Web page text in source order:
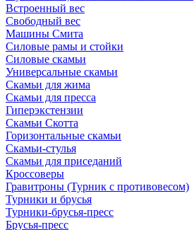
Встроенный вес
Свободный вес
Машины Смита
Силовые рамы и стойки
Силовые скамьи
Универсальные скамьи
Скамьи для жима
Скамьи для пресса
Гиперэкстензии
Скамьи Скотта
Горизонтальные скамьи
Скамьи-стулья
Скамьи для приседаний
Кроссоверы
Гравитроны (Турник с противовесом)
Турники и брусья
Турники-брусья-пресс
Брусья-пресс